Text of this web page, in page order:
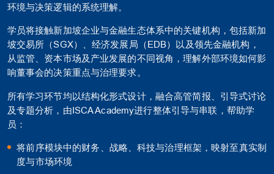
环境与决策逻辑的系统理解。
学员将接触新加坡企业与金融生态体系中的关键机构，包括新加
坡交易所（SGX）、经济发展局（EDB）以及领先金融机构，
从监管、资本市场及产业发展的不同视角，理解外部环境如何影
响董事会的决策重点与治理要求。
所有学习环节均以结构化形式设计，融合高管简报、引导式讨论
及专题分析，由ISCA Academy进行整体引导与串联，帮助学
员：
将前序模块中的财务、战略、科技与治理框架，映射至真实制
度与市场环境